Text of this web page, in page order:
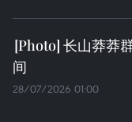
长山莽莽
间
28/07/2026 01:00